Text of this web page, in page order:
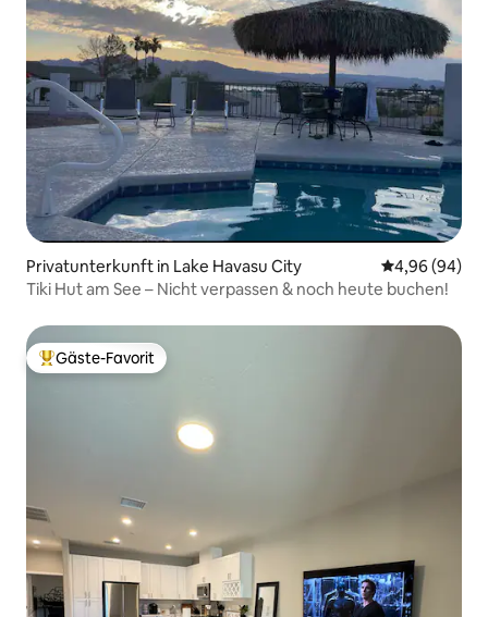
Privatunterkunft in Lake Havasu City
4,96 (94)
Tiki Hut am See – Nicht verpassen & noch heute buchen!
Beliebter Gäste-Favorit.
Gäste-Favorit